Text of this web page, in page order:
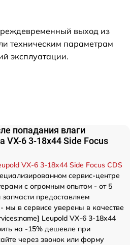
выход из
техническим параметрам
эксплуатации.
попадания влаги
VX-6 3-18x44 Side Focus
VX-6 3-18x44 Side Focus CDS
сервис-центре
с огромным опытом - от 5
предоставляем
в сервисе уверены в качестве
Leupold VX-6 3-18x44
на -15% дешевле при
через звонок или форму